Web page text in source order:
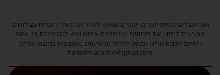
אנו מכבדים זכויות יוצרים ועושים מאמץ לאתר את בעלי הזכויות בצילומים
המגיעים לידינו. אם זיהיתים בפרסומינו צילום שיש לכם זכויות בו, אתם
רשאים לפנות אלינו ולבקש לחדול מהשימוש באמצעות כתובת המייל:
haredim.ashdod@gmail.com